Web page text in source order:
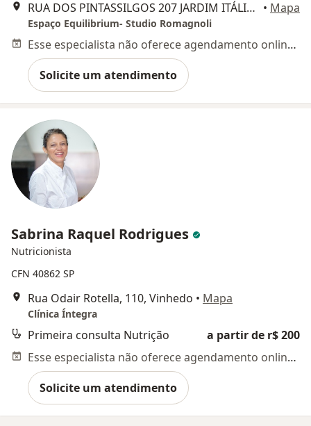
RUA DOS PINTASSILGOS 207 JARDIM ITÁLIA, Vinhedo • Mapa
Espaço Equilibrium- Studio Romagnoli
Esse especialista não oferece agendamento online para esse endereço.
Solicite um atendimento
Sabrina Raquel Rodrigues
Nutricionista
CFN 40862 SP
Rua Odair Rotella, 110, Vinhedo • Mapa
Clínica Íntegra
Primeira consulta Nutrição
a partir de r$ 200
Esse especialista não oferece agendamento online para esse endereço.
Solicite um atendimento